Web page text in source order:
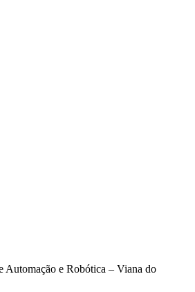
Automação e Robótica – Viana do